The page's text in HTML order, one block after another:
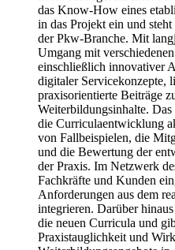
das Know-How eines
in das Projekt ein und
der Pkw-Branche. Mit
Umgang mit
einschließlich innovativer
digitaler Servicekonzepte,
praxisorientierte Beiträge
Weiterbildungsinhalte.
die Curriculaentwicklung
von Fallbeispielen, die
und die Bewertung der
der Praxis. Im Netzwerk
Fachkräfte und Kunden
Anforderungen aus dem
integrieren. Darüber
die neuen Curricula und
Praxistauglichkeit und